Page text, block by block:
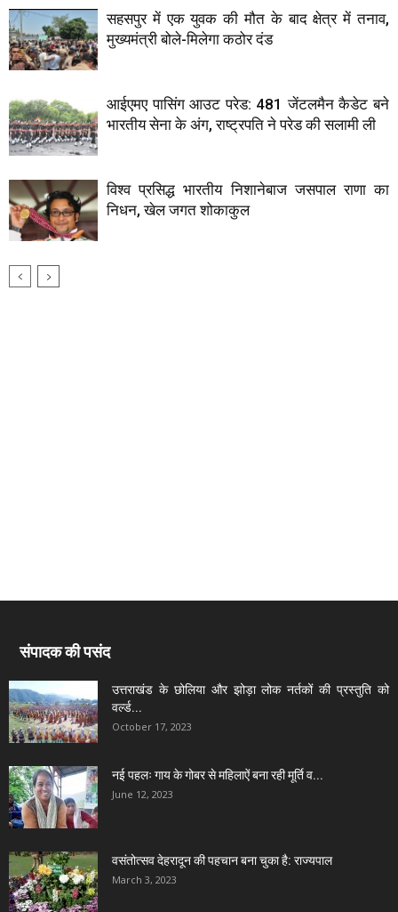
सहसपुर में एक युवक की मौत के बाद क्षेत्र में तनाव,
मुख्यमंत्री बोले-मिलेगा कठोर दंड
आईएमए पासिंग आउट परेड: 481 जेंटलमैन कैडेट बने
भारतीय सेना के अंग, राष्ट्रपति ने परेड की सलामी ली
विश्व प्रसिद्ध भारतीय निशानेबाज जसपाल राणा का
निधन, खेल जगत शोकाकुल
संपादक की पसंद
उत्तराखंड के छोलिया और झोड़ा लोक नर्तकों की प्रस्तुति को
वर्ल्ड...
October 17, 2023
नई पहलः गाय के गोबर से महिलाऐं बना रही मूर्ति व...
June 12, 2023
वसंतोत्सव देहरादून की पहचान बना चुका है: राज्यपाल
March 3, 2023